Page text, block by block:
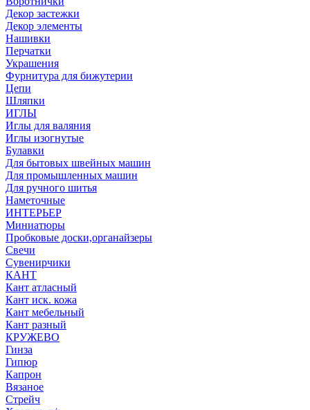
Декор застежки
Декор элементы
Нашивки
Перчатки
Украшения
Фурнитура для бижутерии
Цепи
Шляпки
ИГЛЫ
Иглы для валяния
Иглы изогнутые
Булавки
Для бытовых швейных машин
Для промышленных машин
Для ручного шитья
Наметочные
ИНТЕРЬЕР
Миниатюры
Пробковые доски,органайзеры
Свечи
Сувенирчики
КАНТ
Кант атласный
Кант иск. кожа
Кант мебельный
Кант разный
КРУЖЕВО
Гинза
Гипюр
Капрон
Вязаное
Стрейч